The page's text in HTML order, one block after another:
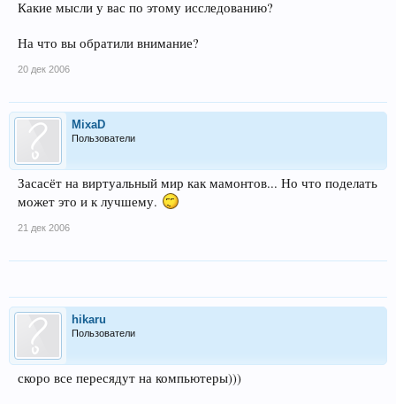
Какие мысли у вас по этому исследованию?
На что вы обратили внимание?
20 дек 2006
MixaD
Пользователи
Засасёт на виртуальный мир как мамонтов... Но что поделать
может это и к лучшему.
21 дек 2006
hikaru
Пользователи
скоро все пересядут на компьютеры)))